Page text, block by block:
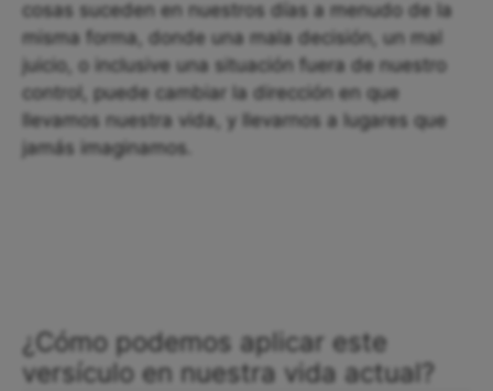
cosas suceden en nuestros días a menudo de la
misma forma, donde una mala decisión, un mal
juicio, o inclusive una situación fuera de nuestro
control, puede cambiar la dirección en que
llevamos nuestra vida, y llevarnos a lugares que
jamás imaginamos.
¿Cómo podemos aplicar este
versículo en nuestra vida actual?